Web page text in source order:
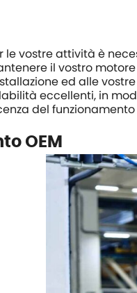
vostre attività è
il vostro
ed alle
eccellenti, in
del
OEM